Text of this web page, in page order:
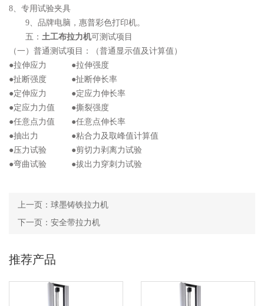
8、专用试验夹具
9、品牌电脑，惠普彩色打印机。
五： 土工布拉力机可测试项目
（一）普通测试项目：（普通显示值及计算值）
●拉伸应力 ●拉伸强度
●扯断强度 ●扯断伸长率
●定伸应力 ●定应力伸长率
●定应力力值 ●撕裂强度
●任意点力值 ●任意点伸长率
●抽出力 ●粘合力及取峰值计算值
●压力试验 ●剪切力剥离力试验
●弯曲试验 ●拔出力穿刺力试验
上一页： 球墨铸铁拉力机
下一页： 安全带拉力机
推荐产品